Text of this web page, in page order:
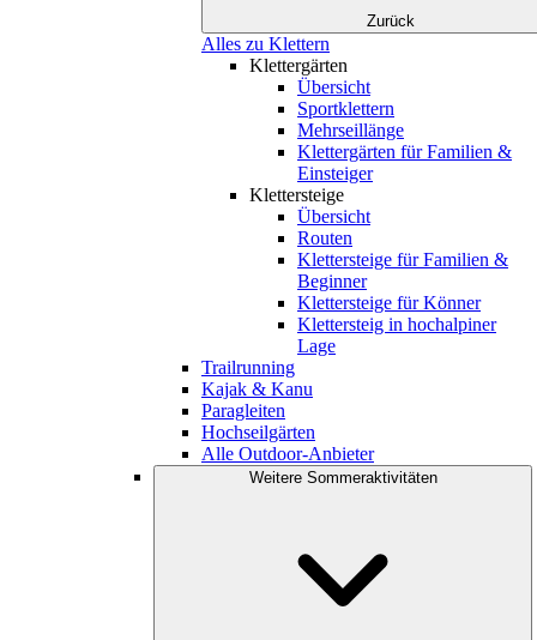
Zurück
Alles zu Klettern
Klettergärten
Übersicht
Sportklettern
Mehrseillänge
Klettergärten für Familien &
Einsteiger
Klettersteige
Übersicht
Routen
Klettersteige für Familien &
Beginner
Klettersteige für Könner
Klettersteig in hochalpiner
Lage
Trailrunning
Kajak & Kanu
Paragleiten
Hochseilgärten
Alle Outdoor-Anbieter
Weitere Sommeraktivitäten